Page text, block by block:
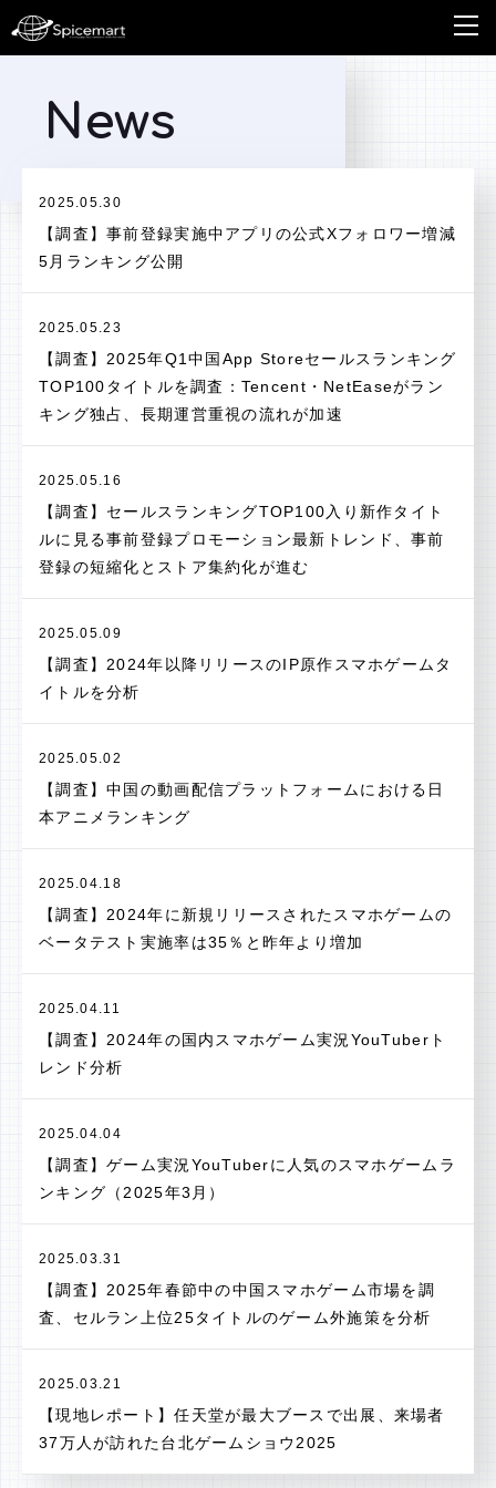
News
2025.05.30
【調査】事前登録実施中アプリの公式Xフォロワー増減
5月ランキング公開
2025.05.23
【調査】2025年Q1中国App Storeセールスランキング
TOP100タイトルを調査：Tencent・NetEaseがラン
キング独占、長期運営重視の流れが加速
2025.05.16
【調査】セールスランキングTOP100入り新作タイト
ルに見る事前登録プロモーション最新トレンド、事前
登録の短縮化とストア集約化が進む
2025.05.09
【調査】2024年以降リリースのIP原作スマホゲームタ
イトルを分析
2025.05.02
【調査】中国の動画配信プラットフォームにおける日
本アニメランキング
2025.04.18
【調査】2024年に新規リリースされたスマホゲームの
ベータテスト実施率は35％と昨年より増加
2025.04.11
【調査】2024年の国内スマホゲーム実況YouTuberト
レンド分析
2025.04.04
【調査】ゲーム実況YouTuberに人気のスマホゲームラ
ンキング（2025年3月）
2025.03.31
【調査】2025年春節中の中国スマホゲーム市場を調
査、セルラン上位25タイトルのゲーム外施策を分析
2025.03.21
【現地レポート】任天堂が最大ブースで出展、来場者
37万人が訪れた台北ゲームショウ2025